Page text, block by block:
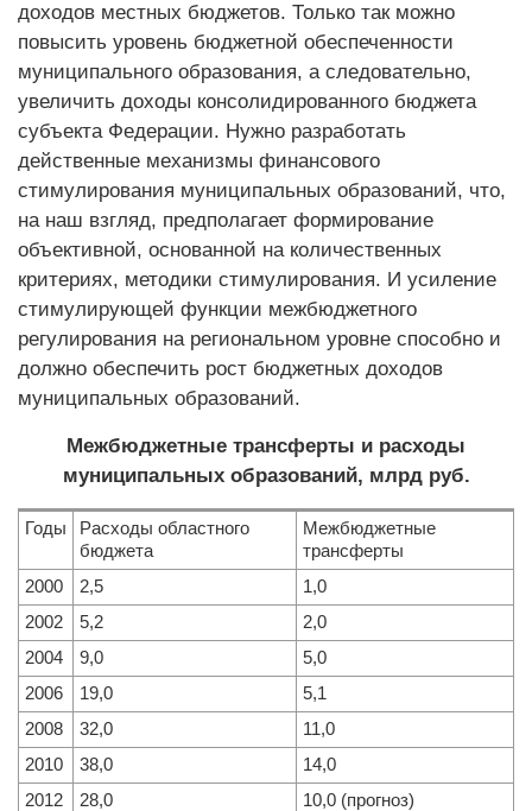
доходов местных бюджетов. Только так можно
повысить уровень бюджетной обеспеченности
муниципального образования, а следовательно,
увеличить доходы консолидированного бюджета
субъекта Федерации. Нужно разработать
действенные механизмы финансового
стимулирования муниципальных образований, что,
на наш взгляд, предполагает формирование
объективной, основанной на количественных
критериях, методики стимулирования. И усиление
стимулирующей функции межбюджетного
регулирования на региональном уровне способно и
должно обеспечить рост бюджетных доходов
муниципальных образований.
Межбюджетные трансферты и расходы
муниципальных образований, млрд руб.
Годы
Расходы областного
бюджета
Межбюджетные
трансферты
2000
2,5
1,0
2002
5,2
2,0
2004
9,0
5,0
2006
19,0
5,1
2008
32,0
11,0
2010
38,0
14,0
2012
28,0 10,0 (прогноз)